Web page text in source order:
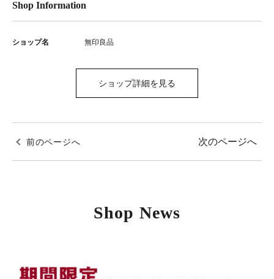
Shop Information
ショップ名 無印良品
ショップ詳細を見る
前のページへ 次のページへ
Shop News